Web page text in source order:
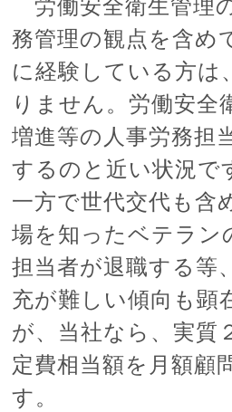
務管理の観点を含め
に経験している方は
りません。労働安全
増進等の 人事労務担
するのと近い状況で
一方で世代交代も含
場を知ったベテラン
担当者が退職する等
充が難しい傾向も顕
が、 当社なら、実質
定費相当額を月額顧
す。